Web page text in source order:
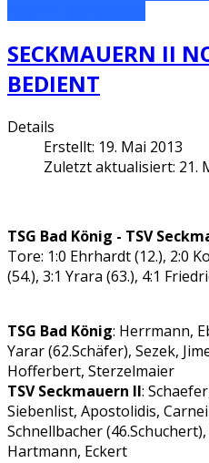
SECKMAUERN II
BEDIENT
Details
Erstellt: 19. Mai 2013
Zuletzt aktualisiert: 21.
TSG Bad König - TSV
Tore: 1:0 Ehrhardt (12.), 2:0
(54.), 3:1 Yrara (63.), 4:1
TSG Bad König: Herrmann,
Yarar (62.Schäfer), Sezek,
Hofferbert, Sterzelmaier
TSV Seckmauern II:
Siebenlist, Apostolidis,
Schnellbacher
Hartmann, Eckert